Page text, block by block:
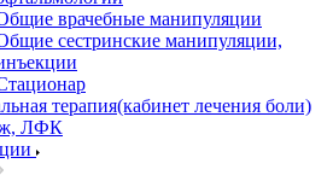
врачебные манипуляции
сестринские манипуляции,
терапия(кабинет лечения боли)
ЛФК